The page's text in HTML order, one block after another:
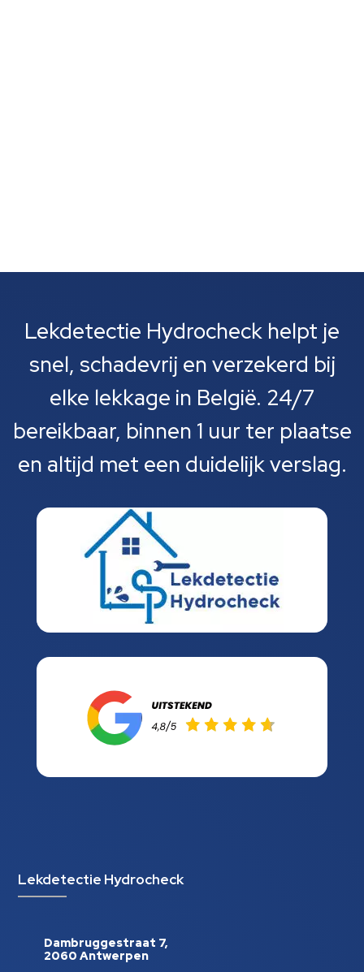
Lekdetectie Hydrocheck helpt je
snel, schadevrij en verzekerd bij
elke lekkage in België. 24/7
bereikbaar, binnen 1 uur ter plaatse
en altijd met een duidelijk verslag.
Lekdetectie Hydrocheck
Dambruggestraat 7,
2060 Antwerpen